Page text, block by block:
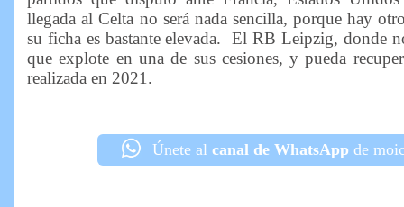
llegada al Celta no será nada sencilla, porque hay
su ficha es bastante elevada. El RB Leipzig, donde
que explote en una de sus cesiones, y pueda
realizada en 2021.
Únete al canal de WhatsApp de